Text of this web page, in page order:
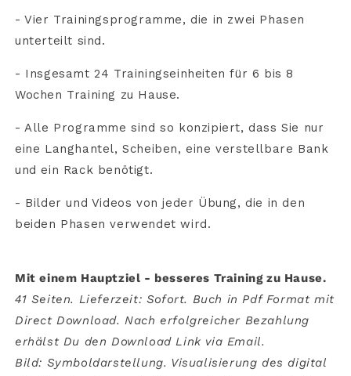
- Vier Trainingsprogramme, die in zwei Phasen
unterteilt sind.
- Insgesamt 24 Trainingseinheiten für 6 bis 8
Wochen Training zu Hause.
- Alle Programme sind so konzipiert, dass Sie nur
eine Langhantel, Scheiben, eine verstellbare Bank
und ein Rack benötigt.
- Bilder und Videos von jeder Übung, die in den
beiden Phasen verwendet wird.
Mit einem Hauptziel - besseres Training zu Hause.
41 Seiten. Lieferzeit: Sofort. Buch in Pdf Format mit
Direct Download. Nach erfolgreicher Bezahlung
erhälst Du den Download Link via Email.
Bild: Symboldarstellung. Visualisierung des digital